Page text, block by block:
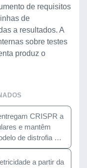
de requisitos
de
a resultados. A
sobre testes
produz o
CRISPR a
e mantêm
de distrofia de
a partir da